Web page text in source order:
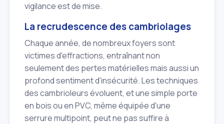
vigilance est de mise.
La recrudescence des cambriolages
Chaque année, de nombreux foyers sont
victimes d'effractions, entraînant non
seulement des pertes matérielles mais aussi un
profond sentiment d'insécurité. Les techniques
des cambrioleurs évoluent, et une simple porte
en bois ou en PVC, même équipée d'une
serrure multipoint, peut ne pas suffire à